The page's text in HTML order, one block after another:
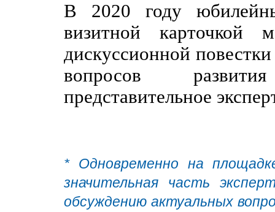
В 2020 году
визитной карточкой
дискуссионной
вопросов
представительное
* Одновременно на
значительная часть
обсуждению актуальных